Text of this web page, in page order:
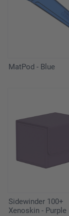
MatPod - Blue
Sidewinder 100+
Xenoskin - Purple